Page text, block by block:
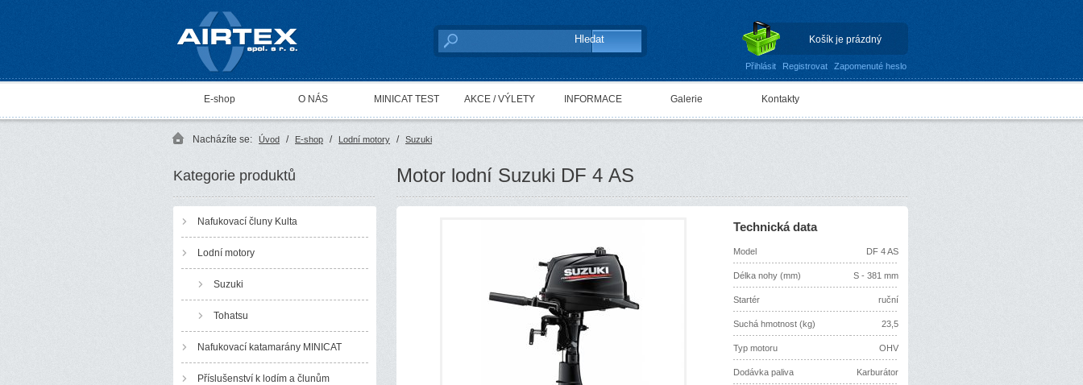
AIRTEX spol. s r. o.
Košík je prázdný
Přihlásit Registrovat Zapomenuté heslo
E-shop O NÁS MINICAT TEST AKCE / VÝLETY INFORMACE Galerie Kontakty
Nacházíte se: Úvod / E-shop / Lodní motory / Suzuki
Kategorie produktů
Nafukovací čluny Kulta
Lodní motory
Suzuki
Tohatsu
Nafukovací katamarány MINICAT
Příslušenství k lodím a člunům
Motor lodní Suzuki DF 4 AS
Technická data
Model DF 4 AS
Délka nohy (mm) S - 381 mm
Startér ruční
Suchá hmotnost (kg) 23,5
Typ motoru OHV
Dodávka paliva Karburátor